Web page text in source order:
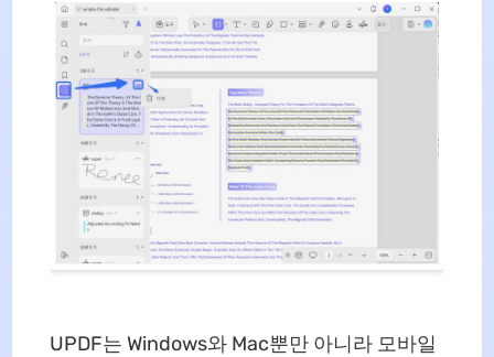
UPDF는 Windows와 Mac뿐만 아니라 모바일